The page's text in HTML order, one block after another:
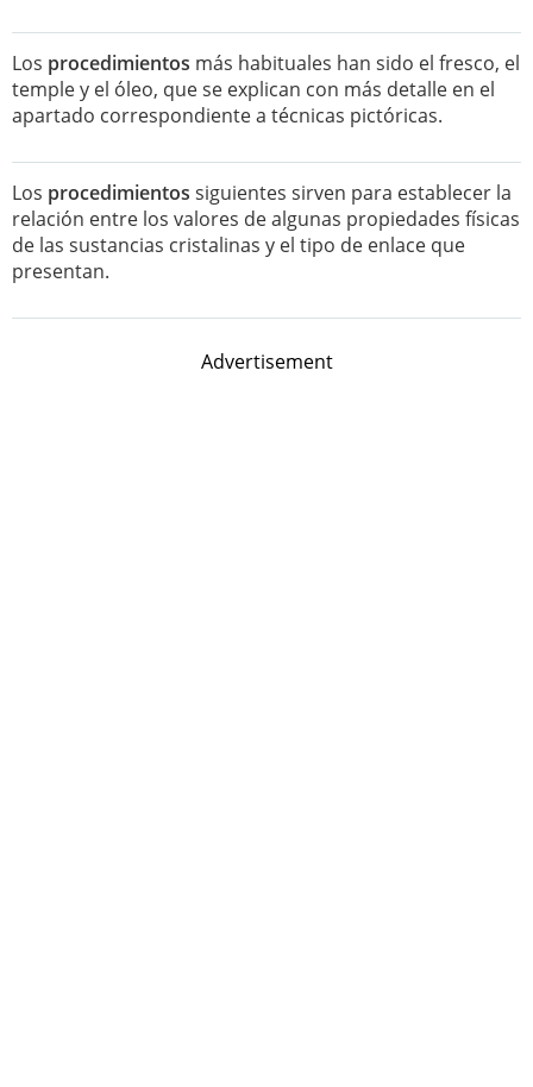
Los procedimientos más habituales han sido el fresco, el
temple y el óleo, que se explican con más detalle en el
apartado correspondiente a técnicas pictóricas.
Los procedimientos siguientes sirven para establecer la
relación entre los valores de algunas propiedades físicas
de las sustancias cristalinas y el tipo de enlace que
presentan.
Advertisement